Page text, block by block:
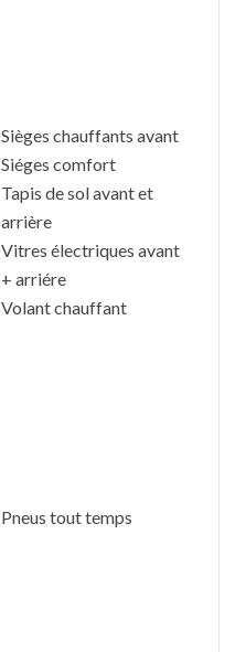
Sièges chauffants avant
Siéges comfort
Tapis de sol avant et
arrière
Vitres électriques avant
+ arriére
Volant chauffant
Pneus tout temps